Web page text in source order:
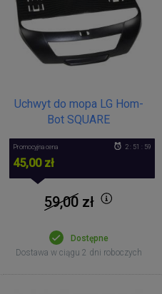
Uchwyt do mopa LG Hom-
Bot SQUARE
Promocyjna cena
45,00 zł
2 : 51 : 58
59,00 zł
Dostępne
Dostawa w ciągu 2 dni roboczych